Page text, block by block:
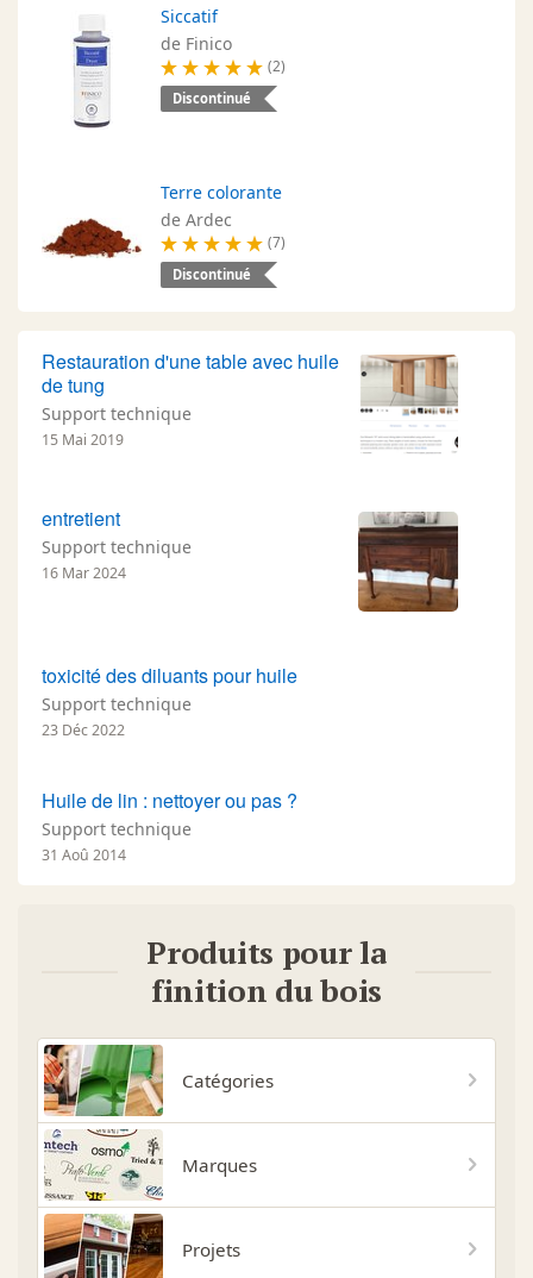
Siccatif
de Finico
(2)
Discontinué
Terre colorante
de Ardec
(7)
Discontinué
Restauration d'une table avec huile
de tung
Support technique
15 Mai 2019
entretient
Support technique
16 Mar 2024
toxicité des diluants pour huile
Support technique
23 Déc 2022
Huile de lin : nettoyer ou pas ?
Support technique
31 Aoû 2014
Produits pour la
finition du bois
Catégories
Marques
Projets